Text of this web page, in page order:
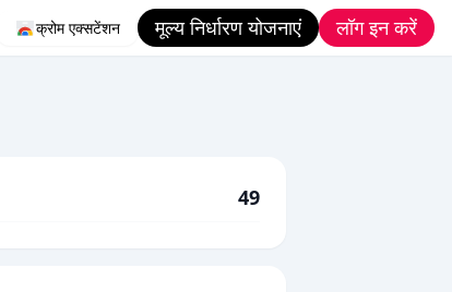
क्रोम एक्सटेंशन मूल्य निर्धारण योजनाएं लॉग इन करें
49